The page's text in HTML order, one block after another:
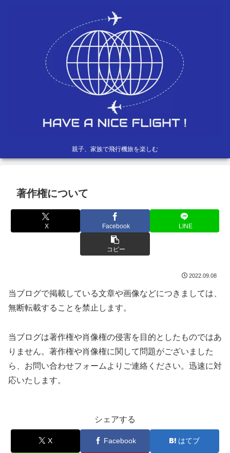
親子、家族で飛行機旅を楽しむ
著作権について
X Facebook LINE
コピー
2022.09.08
当ブログで掲載している文章や画像などにつきましては、
無断転載することを禁止します。
当ブログは著作権や肖像権の侵害を目的としたものではあ
りません。著作権や肖像権に関して問題がございました
ら、お問い合わせフォームよりご連絡ください。迅速に対
応いたします。
シェアする
X Facebook はてブ